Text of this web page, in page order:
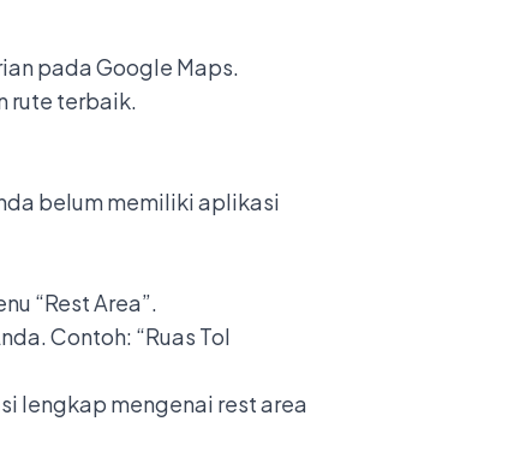
pada Google Maps.
rute terbaik.
belum memiliki aplikasi
“Rest Area”.
Contoh: “Ruas Tol
lengkap mengenai rest area